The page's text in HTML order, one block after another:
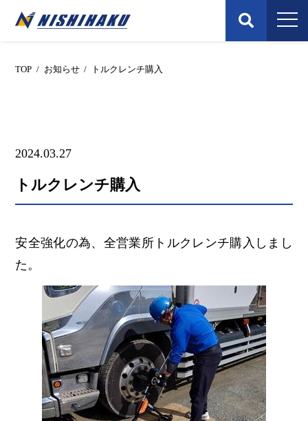
Skip
TOP / お知らせ / トルクレンチ購入
2024.03.27
トルクレンチ購入
安全強化の為、全営業所トルクレンチ購入しまし
た。